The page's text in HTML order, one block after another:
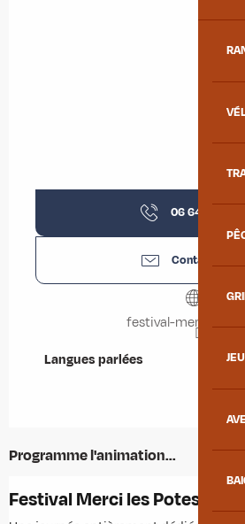
06 64 54 83
Contactez-
festival-
Langues parlées
Langues parlées
Programme l'animation...
Festival Merci les Potes -